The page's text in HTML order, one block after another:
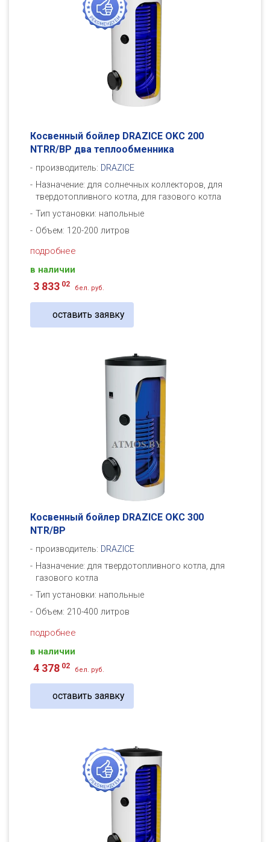
Косвенный бойлер DRAZICE OKC 200
NTRR/BP два теплообменника
производитель: DRAZICE
Назначение: для солнечных коллекторов, для
твердотопливного котла, для газового котла
Тип установки: напольные
Объем: 120-200 литров
подробнее
в наличии
3 833 02 бел. руб.
оставить заявку
Косвенный бойлер DRAZICE OKC 300
NTR/BP
производитель: DRAZICE
Назначение: для твердотопливного котла, для
газового котла
Тип установки: напольные
Объем: 210-400 литров
подробнее
в наличии
4 378 02 бел. руб.
оставить заявку